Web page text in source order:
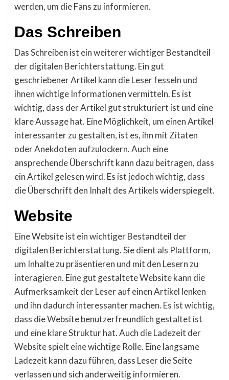
werden, um die Fans zu informieren.
Das Schreiben
Das Schreiben ist ein weiterer wichtiger Bestandteil
der digitalen Berichterstattung. Ein gut
geschriebener Artikel kann die Leser fesseln und
ihnen wichtige Informationen vermitteln. Es ist
wichtig, dass der Artikel gut strukturiert ist und eine
klare Aussage hat. Eine Möglichkeit, um einen Artikel
interessanter zu gestalten, ist es, ihn mit Zitaten
oder Anekdoten aufzulockern. Auch eine
ansprechende Überschrift kann dazu beitragen, dass
ein Artikel gelesen wird. Es ist jedoch wichtig, dass
die Überschrift den Inhalt des Artikels widerspiegelt.
Website
Eine Website ist ein wichtiger Bestandteil der
digitalen Berichterstattung. Sie dient als Plattform,
um Inhalte zu präsentieren und mit den Lesern zu
interagieren. Eine gut gestaltete Website kann die
Aufmerksamkeit der Leser auf einen Artikel lenken
und ihn dadurch interessanter machen. Es ist wichtig,
dass die Website benutzerfreundlich gestaltet ist
und eine klare Struktur hat. Auch die Ladezeit der
Website spielt eine wichtige Rolle. Eine langsame
Ladezeit kann dazu führen, dass Leser die Seite
verlassen und sich anderweitig informieren.